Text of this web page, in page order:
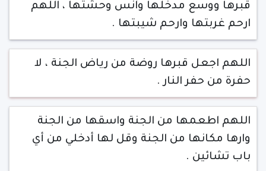
قبرها ووسع مدخلها وآنس وحشتها ، اللهم
ارحم غربتها وارحم شيبتها .
اللهم اجعل قبرها روضة من رياض الجنة ، لا
حفرة من حفر النار .
اللهم اطعمها من الجنة واسقها من الجنة
وارها مكانها من الجنة وقل لها أدخلي من أي
باب تشائين .